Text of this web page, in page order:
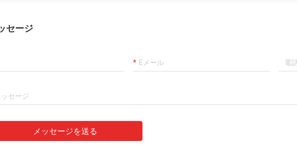
セージ
メッセージを送る